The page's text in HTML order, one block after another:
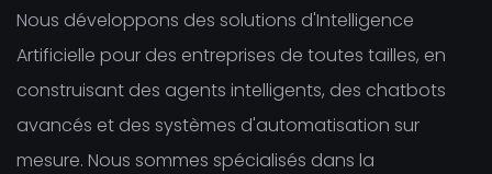
Nous développons des solutions d'Intelligence
Artificielle pour des entreprises de toutes tailles, en
construisant des agents intelligents, des chatbots
avancés et des systèmes d'automatisation sur
mesure. Nous sommes spécialisés dans la